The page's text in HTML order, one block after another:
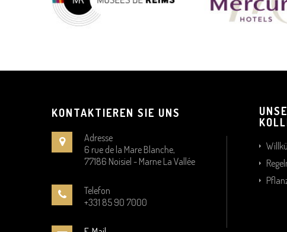
KONTAKTIEREN SIE UNS
Adresse
6 rue de la Mare Blanche,
77186 Noisiel - Marne La Vallée
Telefon
+331 85 90 7000